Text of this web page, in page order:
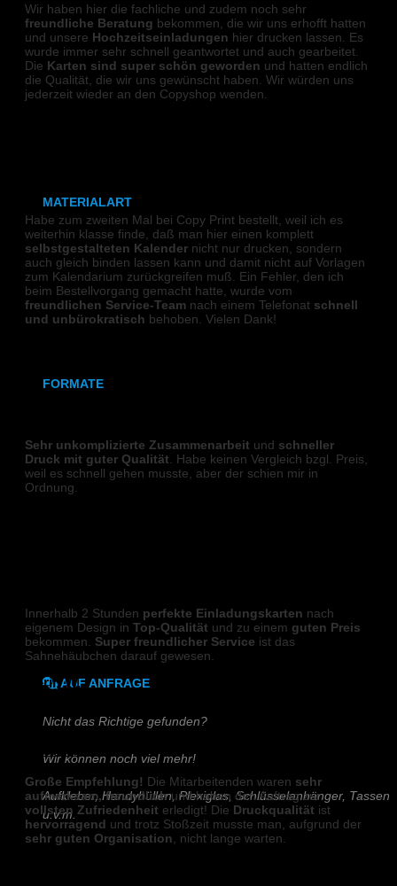
Sitpzplan auf Canva
Küchenmagnet aus Keramik
Fotomagnet für Urlaubsbilder
MATERIALART
Holz
Leinwand
Keramikmagnet
FORMATE
80x80 mm (Canva)
DIN Lang (Holz)
DIN A4 (Holz)
DIN A3 (Holz)
AUF ANFRAGE
Nicht das Richtige gefunden?
Wir können noch viel mehr!
Aufkleber, Handyhüllen, Plexiglas, Schlüsselanhänger, Tassen
u.v.m.
Wir haben hier die fachliche und zudem noch sehr
freundliche Beratung bekommen, die wir uns erhofft hatten
und unsere Hochzeitseinladungen hier drucken lassen. Es
wurde immer sehr schnell geantwortet und auch gearbeitet.
Die Karten sind super schön geworden und hatten endlich
die Qualität, die wir uns gewünscht haben. Wir würden uns
jederzeit wieder an den Copyshop wenden.
Habe zum zweiten Mal bei Copy Print bestellt, weil ich es
weiterhin klasse finde, daß man hier einen komplett
selbstgestalteten Kalender nicht nur drucken, sondern
auch gleich binden lassen kann und damit nicht auf Vorlagen
zum Kalendarium zurückgreifen muß. Ein Fehler, den ich
beim Bestellvorgang gemacht hatte, wurde vom
freundlichen Service-Team nach einem Telefonat schnell
und unbürokratisch behoben. Vielen Dank!
Sehr unkomplizierte Zusammenarbeit und schneller
Druck mit guter Qualität . Habe keinen Vergleich bzgl. Preis,
weil es schnell gehen musste, aber der schien mir in
Ordnung.
Innerhalb 2 Stunden perfekte Einladungskarten nach
eigenem Design in Top-Qualität und zu einem guten Preis
bekommen. Super freundlicher Service ist das
Sahnehäubchen darauf gewesen.
Karin W.
Große Empfehlung! Die Mitarbeitenden waren sehr
aufmerksam, freundlichund haben den Auftrag zur
vollsten Zufriedenheit erledigt! Die Druckqualität ist
hervorragend und trotz Stoßzeit musste man, aufgrund der
sehr guten Organisation , nicht lange warten.